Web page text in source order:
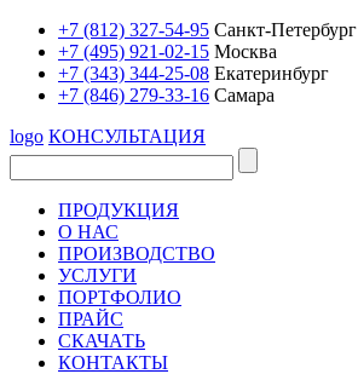
+7 (812) 327-54-95 Санкт-Петербург
+7 (495) 921-02-15 Москва
+7 (343) 344-25-08 Екатеринбург
+7 (846) 279-33-16 Самара
logo КОНСУЛЬТАЦИЯ
ПРОДУКЦИЯ
О НАС
ПРОИЗВОДСТВО
УСЛУГИ
ПОРТФОЛИО
ПРАЙС
СКАЧАТЬ
КОНТАКТЫ